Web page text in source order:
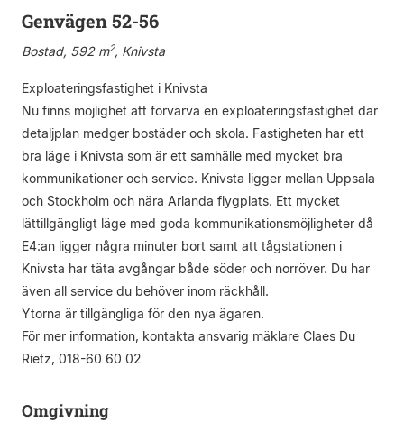
Genvägen 52-56
Bostad, 592 m2, Knivsta
Exploateringsfastighet i Knivsta
Nu finns möjlighet att förvärva en exploateringsfastighet där
detaljplan medger bostäder och skola. Fastigheten har ett
bra läge i Knivsta som är ett samhälle med mycket bra
kommunikationer och service. Knivsta ligger mellan Uppsala
och Stockholm och nära Arlanda flygplats. Ett mycket
lättillgängligt läge med goda kommunikationsmöjligheter då
E4:an ligger några minuter bort samt att tågstationen i
Knivsta har täta avgångar både söder och norröver. Du har
även all service du behöver inom räckhåll.
Ytorna är tillgängliga för den nya ägaren.
För mer information, kontakta ansvarig mäklare Claes Du
Rietz, 018-60 60 02
Omgivning